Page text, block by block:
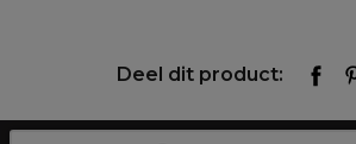
Deel dit product: